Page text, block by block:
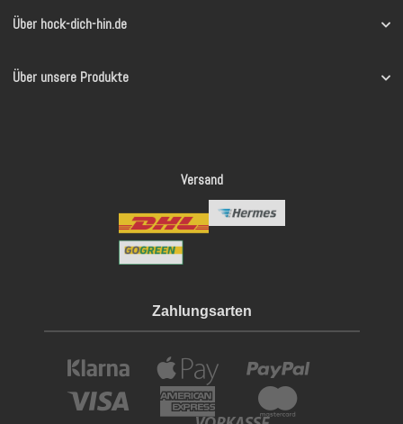
Über hock-dich-hin.de
Über unsere Produkte
Versand
Zahlungsarten